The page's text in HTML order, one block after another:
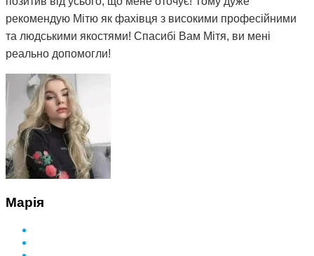
рекомендую Мітю як фахівця з високими професійними
та людськими якостями! Спасибі Вам Мітя, ви мені
реально допомогли!
Марія